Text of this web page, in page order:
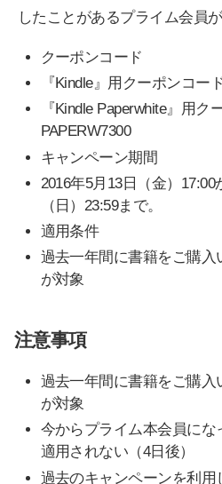
したことがあるプライム会員
クーポンコード
『Kindle』用クーポンコー
『Kindle Paperwhite』用ク
PAPERW7300
キャンペーン期間
2016年5月13日（金）17:00
（日）23:59まで。
適用条件
過去一年間に書籍をご購
が対象
注意事項
過去一年間に書籍をご購
が対象
今からプライム本会員に
適用されない（4日後）
過去のキャンペーンを利